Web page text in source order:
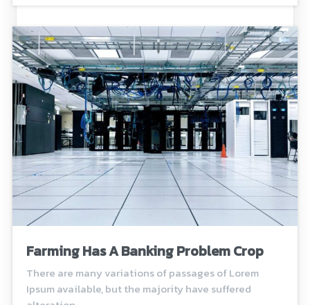
Farming Has A Banking Problem Crop
There are many variations of passages of Lorem
Ipsum available, but the majority have suffered